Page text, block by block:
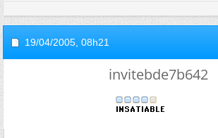
19/04/2005, 08h21
invitebde7b642